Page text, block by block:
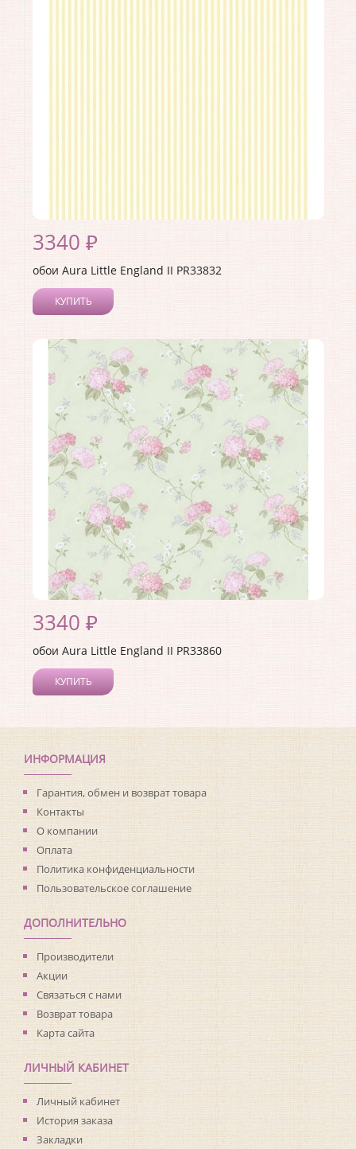
3340 ₽
обои Aura Little England II PR33832
КУПИТЬ
3340 ₽
обои Aura Little England II PR33860
КУПИТЬ
ИНФОРМАЦИЯ
Гарантия, обмен и возврат товара
Контакты
О компании
Оплата
Политика конфиденциальности
Пользовательское соглашение
ДОПОЛНИТЕЛЬНО
Производители
Акции
Связаться с нами
Возврат товара
Карта сайта
ЛИЧНЫЙ КАБИНЕТ
Личный кабинет
История заказа
Закладки